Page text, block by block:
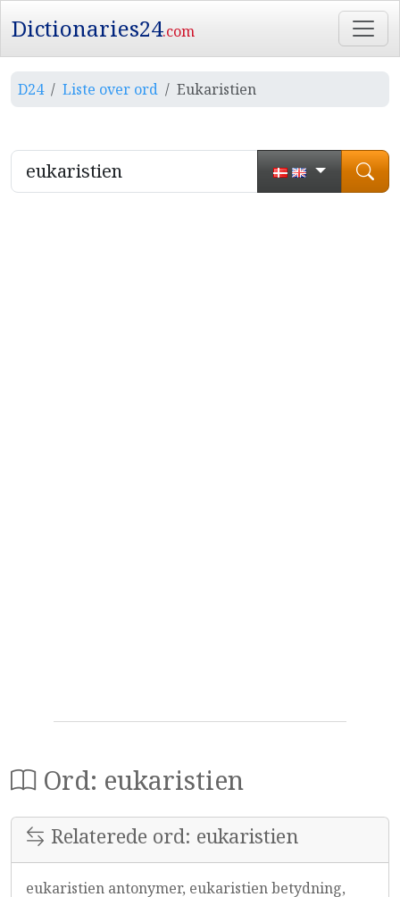
Dictionaries24.com
D24 Liste over ord Eukaristien
Ord: eukaristien
Relaterede ord: eukaristien
eukaristien antonymer, eukaristien betydning,